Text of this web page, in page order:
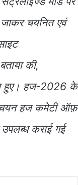
चयनित एवं
की,
हुए। हज-2026 के
चयन हज कमेटी ऑफ़
कराई गई